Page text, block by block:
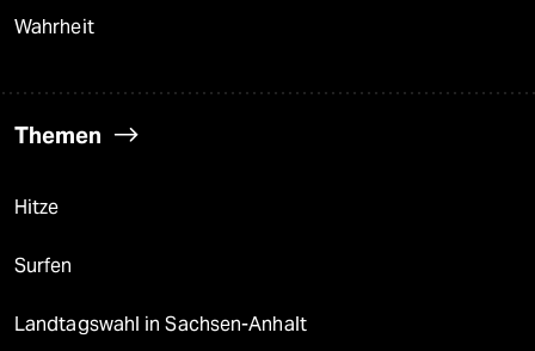
Wahrheit
Themen
Hitze
Surfen
Landtagswahl in Sachsen-Anhalt